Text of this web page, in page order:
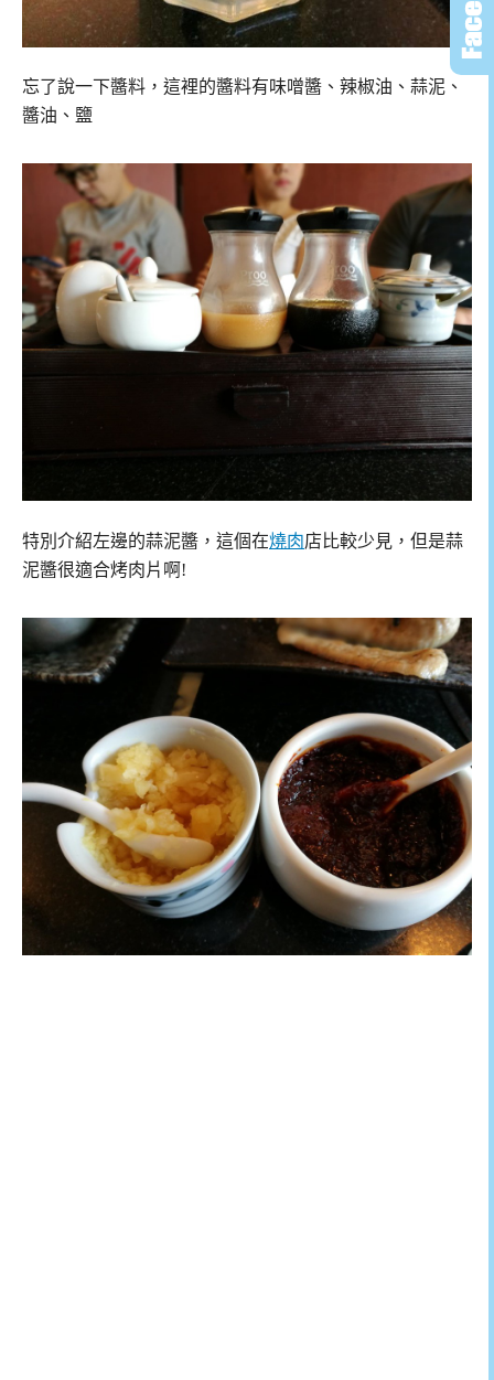
忘了說一下醬料，這裡的醬料有味噌醬、辣椒油、蒜泥、
醬油、鹽
特別介紹左邊的蒜泥醬，這個在燒肉店比較少見，但是蒜
泥醬很適合烤肉片啊!